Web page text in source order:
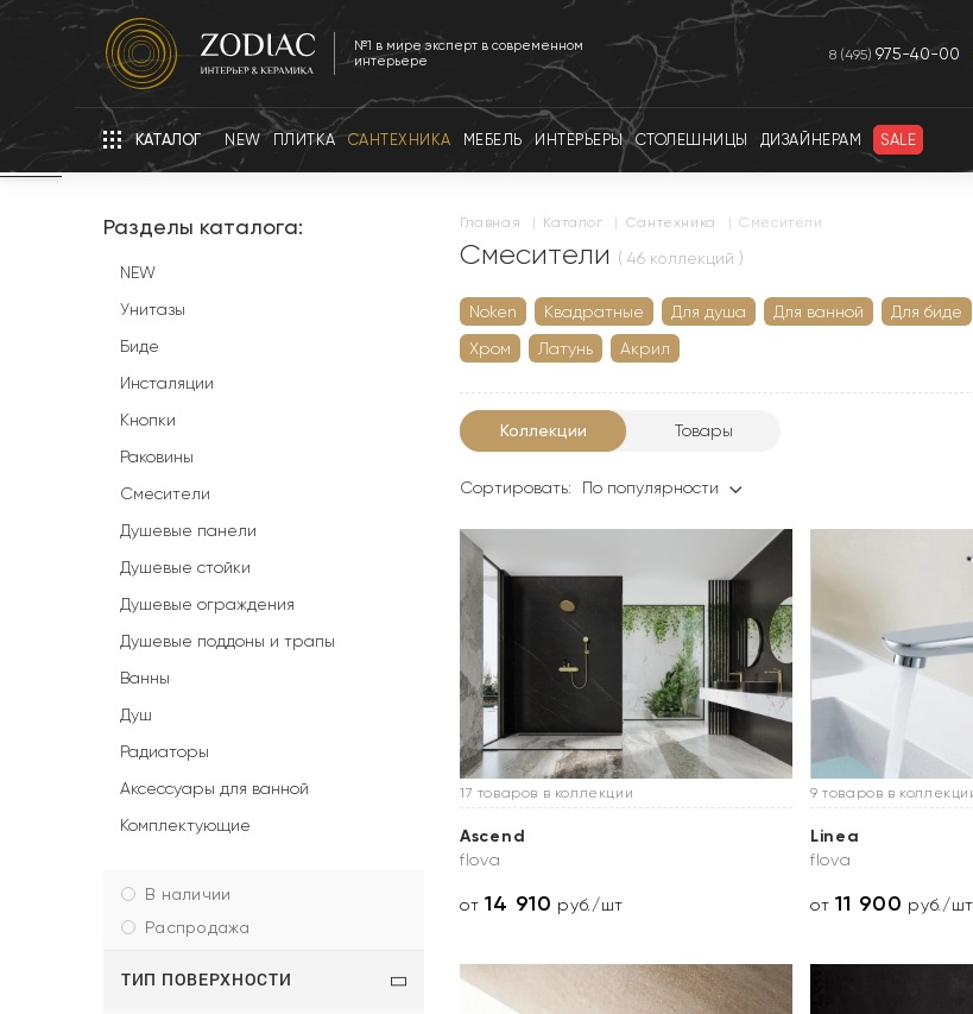
№1 в мире эксперт в современном
интерьере
8 (495) 975-40-00
КАТАЛОГ NEW ПЛИТКА САНТЕХНИКА МЕБЕЛЬ ИНТЕРЬЕРЫ СТОЛЕШНИЦЫ ДИЗАЙНЕРАМ SALE
Разделы каталога:
NEW
Унитазы
Биде
Инсталяции
Кнопки
Раковины
Смесители
Душевые панели
Душевые стойки
Душевые ограждения
Душевые поддоны и трапы
Ванны
Душ
Радиаторы
Аксессуары для ванной
Комплектующие
в наличии
распродажа
ТИП ПОВЕРХНОСТИ
главная | каталог | сантехника | Смесители
Смесители ( 46 коллекций )
Noken Квадратные Для душа Для ванной Для биде
Хром
Латунь Акрил
Коллекции Товары
Сортировать: По популярности
17 товаров в коллекции
Ascend
flova
от14 910 руб./шт
9 товаров в
Linea
flova
от11 900 руб./шт